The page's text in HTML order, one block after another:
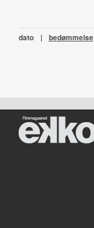
dato | bedømmelse